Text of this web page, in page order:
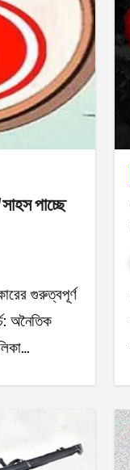
পাচ্ছে
অনৈতিক